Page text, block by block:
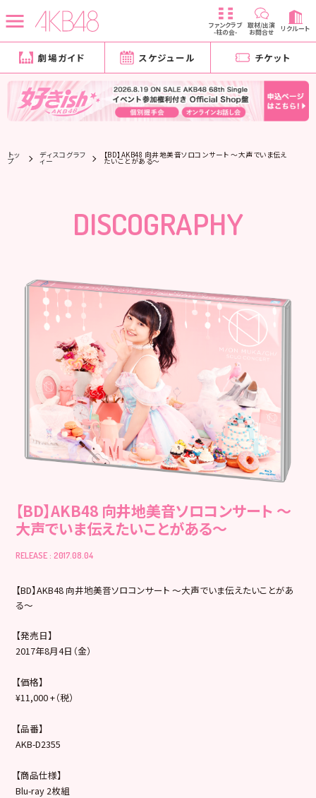
ファンクラブ
-柱の会-
取材/出演
お問合せ リクルート
劇場ガイド スケジュール チケット
トッ
プ
ディスコグラフ
ィー
【BD】AKB48 向井地美音ソロコンサート ～大声でいま伝え
たいことがある～
DISCOGRAPHY
【BD】AKB48 向井地美音ソロコンサート ～
大声でいま伝えたいことがある～
RELEASE : 2017.08.04
【BD】AKB48 向井地美音ソロコンサート ～大声でいま伝えたいことがあ
る～
【発売日】
2017年8月4日（金）
【価格】
¥11,000 +（税）
【品番】
AKB-D2355
【商品仕様】
Blu-ray 2枚組